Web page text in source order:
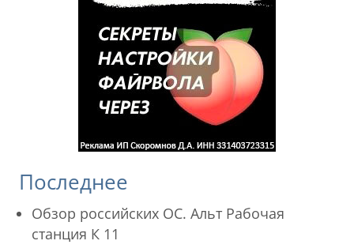
Последнее
Обзор российских ОС. Альт Рабочая
станция К 11